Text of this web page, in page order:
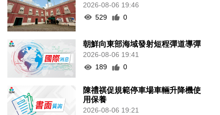
2026-08-06 19:46
529
0
朝鮮向東部海域發射短程彈道導彈
2026-08-06 19:41
189
0
陳禮祺促規範停車場車輛升降機使
用保養
2026-08-06 19:21